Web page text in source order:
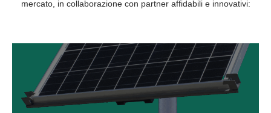
mercato, in collaborazione con partner affidabili e innovativi: